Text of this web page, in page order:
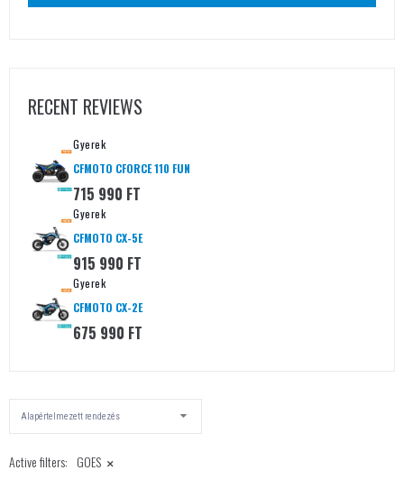
RECENT REVIEWS
Gyerek
CFMOTO CFORCE 110 FUN
715 990 FT
Gyerek
CFMOTO CX-5E
915 990 FT
Gyerek
CFMOTO CX-2E
675 990 FT
Active filters: GOES ×